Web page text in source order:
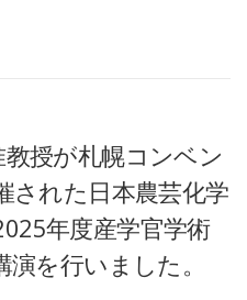
授が札幌コンベン
された日本農芸化学
年度産学官学術
を行いました。